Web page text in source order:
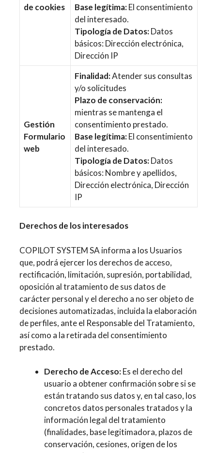
de cookies
Base legítima:El consentimiento
del interesado.
Tipología de Datos:Datos
básicos: Dirección electrónica,
Dirección IP
Gestión
Formulario
web
Finalidad:Atender sus consultas
y/o solicitudes
Plazo de conservación:
mientras se mantenga el
consentimiento prestado.
Base legítima:El consentimiento
del interesado.
Tipología de Datos:Datos
básicos: Nombre y apellidos,
Dirección electrónica, Dirección
IP
Derechos de los interesados
COPILOT SYSTEM SA informa a los Usuarios
que, podrá ejercer los derechos de acceso,
rectificación, limitación, supresión, portabilidad,
oposición al tratamiento de sus datos de
carácter personal y el derecho a no ser objeto de
decisiones automatizadas, incluida la elaboración
de perfiles, ante el Responsable del Tratamiento,
así como a la retirada del consentimiento
prestado.
Derecho de Acceso:Es el derecho del
usuario a obtener confirmación sobre si se
están tratando sus datos y, en tal caso, los
concretos datos personales tratados y la
información legal del tratamiento
(finalidades, base legitimadora, plazos de
conservación, cesiones, origen de los